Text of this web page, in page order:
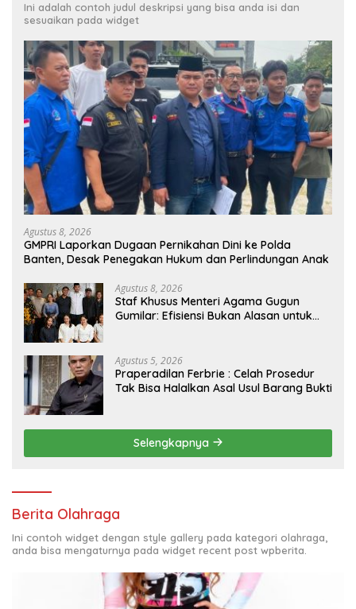
Ini adalah contoh judul deskripsi yang bisa anda isi dan
sesuaikan pada widget
Agustus 8, 2026
GMPRI Laporkan Dugaan Pernikahan Dini ke Polda
Banten, Desak Penegakan Hukum dan Perlindungan Anak
Agustus 8, 2026
Staf Khusus Menteri Agama Gugun
Gumilar: Efisiensi Bukan Alasan untuk
Agustus 5, 2026
Praperadilan Ferbrie : Celah Prosedur
Tak Bisa Halalkan Asal Usul Barang Bukti
Selengkapnya
Berita Olahraga
Ini contoh widget dengan style gallery pada kategori olahraga,
anda bisa mengaturnya pada widget recent post wpberita.